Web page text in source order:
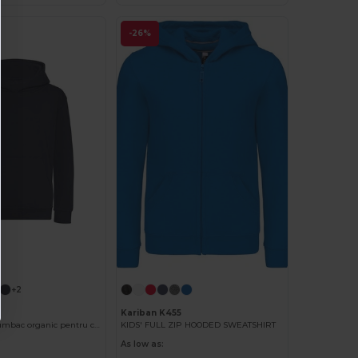
+2
Hanorac din bumbac organic pentru copii
-26%
Kariban K455
KIDS' FULL ZIP HOODED SWEATSHIRT
As low as: